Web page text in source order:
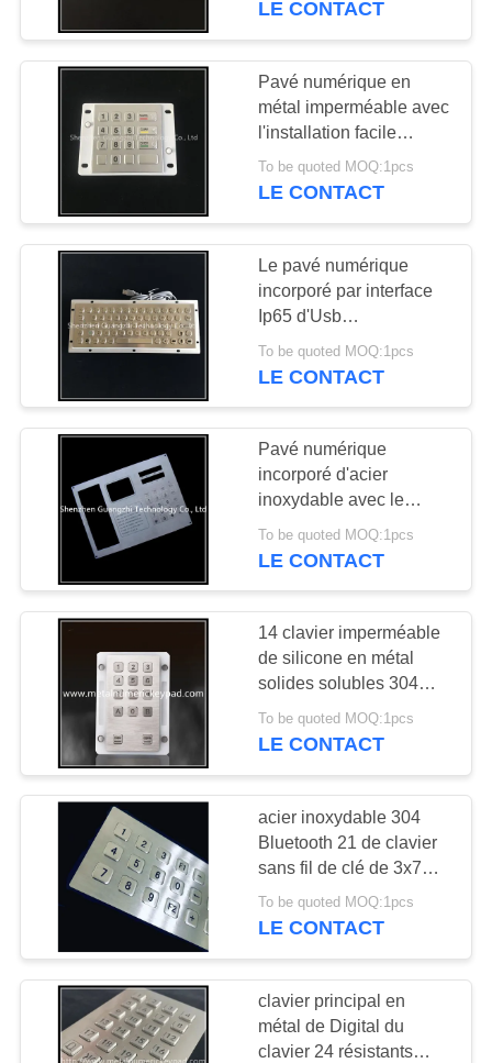
LE CONTACT
Pavé numérique en
métal imperméable avec
l'installation facile
adaptée aux besoins du
client de police
To be quoted MOQ:1pcs
LE CONTACT
Le pavé numérique
incorporé par interface
Ip65 d'Usb
imperméabilisent le
matériel en métal de
To be quoted MOQ:1pcs
LE CONTACT
Pavé numérique
incorporé d'acier
inoxydable avec le
traitement de
recourbement de
To be quoted MOQ:1pcs
LE CONTACT
14 clavier imperméable
de silicone en métal
solides solubles 304
rétro-éclairés de clé
To be quoted MOQ:1pcs
LE CONTACT
acier inoxydable 304
Bluetooth 21 de clavier
sans fil de clé de 3x7
Matrix
To be quoted MOQ:1pcs
LE CONTACT
clavier principal en
métal de Digital du
clavier 24 résistants